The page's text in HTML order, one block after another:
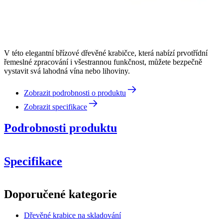
V této elegantní břízové dřevěné krabičce, která nabízí prvotřídní
řemeslné zpracování i všestrannou funkčnost, můžete bezpečně
vystavit svá lahodná vína nebo lihoviny.
Zobrazit podrobnosti o produktu
Zobrazit specifikace
Podrobnosti produktu
Specifikace
Číslo produktuIM726
Rozměry (ŠxVxH cm)
Doporučené kategorie
Dřevěné krabice na skladování